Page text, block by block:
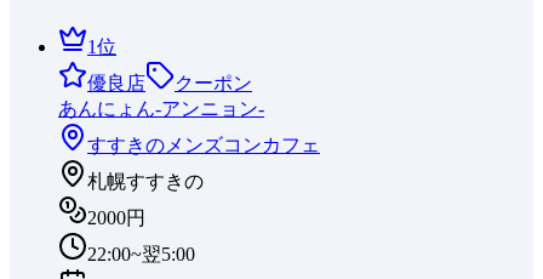
1位
優良店
クーポン
あんにょん-アンニョン-
すすきの メンズコンカフェ
札幌すすきの
2000円
22:00~翌5:00